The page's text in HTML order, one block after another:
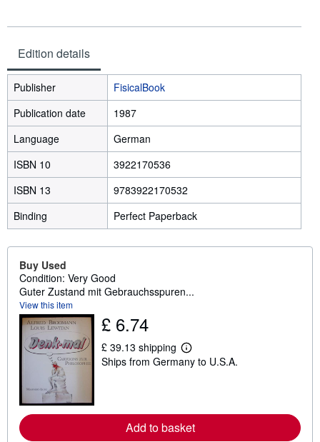
Edition details
Publisher
FisicalBook
Publication date
1987
Language
German
ISBN 10
3922170536
ISBN 13
9783922170532
Binding
Perfect Paperback
Buy Used
Condition: Very Good
Guter Zustand mit Gebrauchsspuren...
View this item
£ 6.74
£ 39.13 shipping
L
e
o
r
Ships from Germany to U.S.A.
Add to basket